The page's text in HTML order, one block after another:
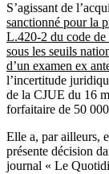
S’agissant de
sanctionné pour la
L.420-2 du code de
sous les seuils
d’un examen ex
l’incertitude
de la CJUE du 16
forfaitaire de 50
Elle a, par ailleurs,
présente décision
journal « Le